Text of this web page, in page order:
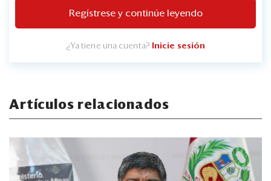
Regístrese y continúe leyendo
¿Ya tiene una cuenta? Inicie sesión
Artículos relacionados